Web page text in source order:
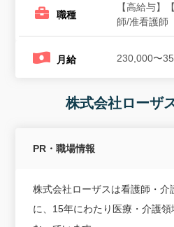
職種
【高給与】
師/准看護師
月給 230,000〜
株式会社ローザ
PR・職場情報
株式会社ローザスは看護師・介
に、15年にわたり医療・介護